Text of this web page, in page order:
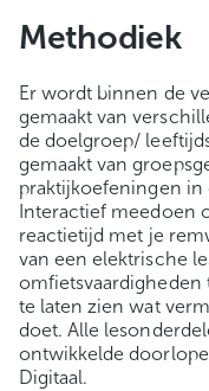
Methodiek
Er wordt binnen de
gemaakt van
de doelgroep/
gemaakt van
praktijkoefeningen
Interactief meedoen
reactietijd met je
van een elektrische
te laten zien wat
doet. Alle
ontwikkelde
Digitaal.